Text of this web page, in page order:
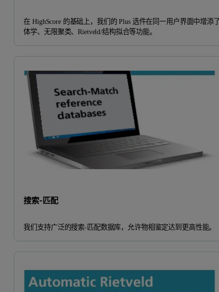
在 HighScore 的基础上，我们的 Plus 选件在同一用户界面中增添
体学、无限聚类、Rietveld/结构拟合等功能。
搜索-匹配
我们支持广泛的搜索-匹配数据库，允许物相鉴定达到更高性能。